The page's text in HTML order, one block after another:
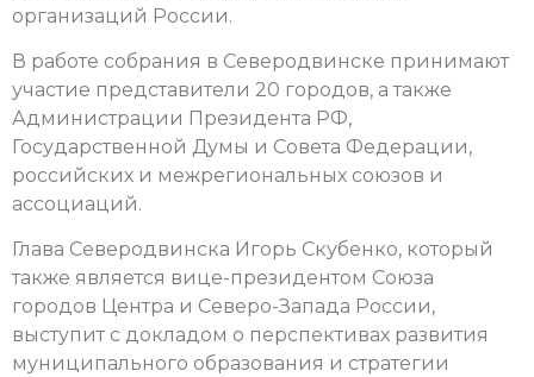
организаций России.
В работе собрания в Северодвинске принимают
участие представители 20 городов, а также
Администрации Президента РФ,
Государственной Думы и Совета Федерации,
российских и межрегиональных союзов и
ассоциаций.
Глава Северодвинска Игорь Скубенко, который
также является вице-президентом Союза
городов Центра и Северо-Запада России,
выступит с докладом о перспективах развития
муниципального образования и стратегии